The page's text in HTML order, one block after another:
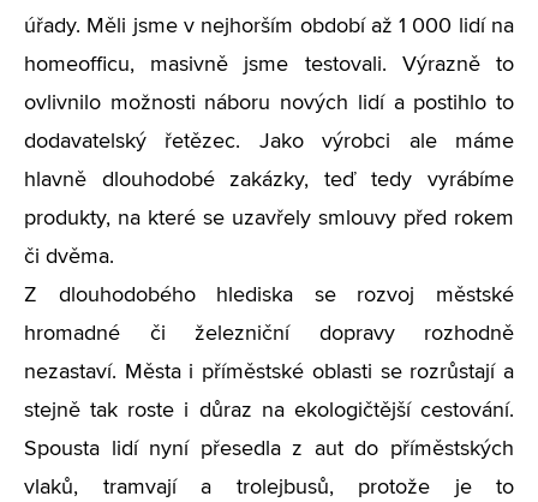
úřady. Měli jsme v nejhorším období až 1 000 lidí na
homeofficu, masivně jsme testovali. Výrazně to
ovlivnilo možnosti náboru nových lidí a postihlo to
dodavatelský řetězec. Jako výrobci ale máme
hlavně dlouhodobé zakázky, teď tedy vyrábíme
produkty, na které se uzavřely smlouvy před rokem
či dvěma.
Z dlouhodobého hlediska se rozvoj městské
hromadné či železniční dopravy rozhodně
nezastaví. Města i příměstské oblasti se rozrůstají a
stejně tak roste i důraz na ekologičtější cestování.
Spousta lidí nyní přesedla z aut do příměstských
vlaků, tramvají a trolejbusů, protože je to